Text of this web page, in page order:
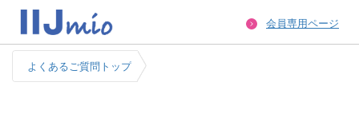
会員専用ページ
よくあるご質問トップ